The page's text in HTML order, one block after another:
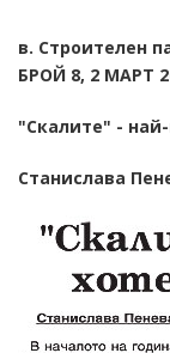
в. Строителен
БРОЙ 8, 2 МАРТ
"Скалите" -
Станислава